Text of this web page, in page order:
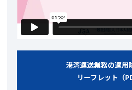
港湾運送業務の適用
リーフレット（